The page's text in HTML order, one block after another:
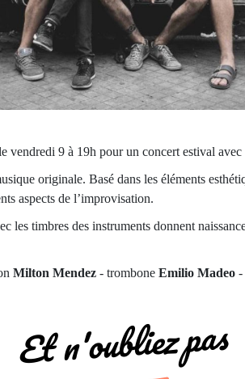
vendredi 9 à 19h pour un concert estival
originale. Basé dans les éléments
aspects de l’improvisation.
les timbres des instruments donnent
Milton Mendez - trombone Emilio Madeo -
Et n'oubliez pas